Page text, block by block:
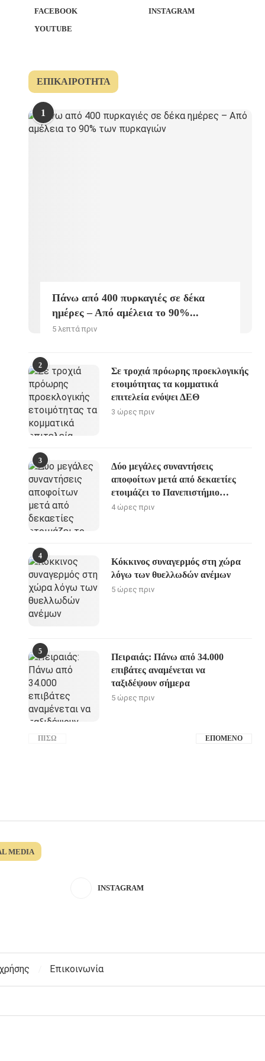
FACEBOOK
INSTAGRAM
YOUTUBE
ΕΠΙΚΑΙΡΌΤΗΤΑ
1
Πάνω από 400 πυρκαγιές σε δέκα
ημέρες – Από αμέλεια το 90%...
5 λεπτά πριν
2
Σε τροχιά πρόωρης προεκλογικής
ετοιμότητας τα κομματικά
επιτελεία ενόψει ΔΕΘ
3 ώρες πριν
3
Δύο μεγάλες συναντήσεις
αποφοίτων μετά από δεκαετίες
ετοιμάζει το Πανεπιστήμιο
Πατρών
4 ώρες πριν
4
Κόκκινος συναγερμός στη χώρα
λόγω των θυελλωδών ανέμων
5 ώρες πριν
5
Πειραιάς: Πάνω από 34.000
επιβάτες αναμένεται να
ταξιδέψουν σήμερα
5 ώρες πριν
ΠΊΣΩ ΕΠΌΜΕΝΟ
MEDIA
INSTAGRAM
Επικοινωνία